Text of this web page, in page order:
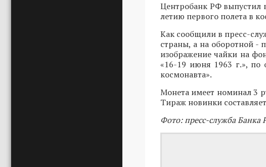
Центробанк РФ выпустил
летию первого полета в
Как сообщили в пресс-
страны, а на оборотной -
изображение чайки на
«16-19 июня 1963 г.», по
космонавта».
Монета имеет номинал 3
Тираж новинки
Фото: пресс-служба Банка